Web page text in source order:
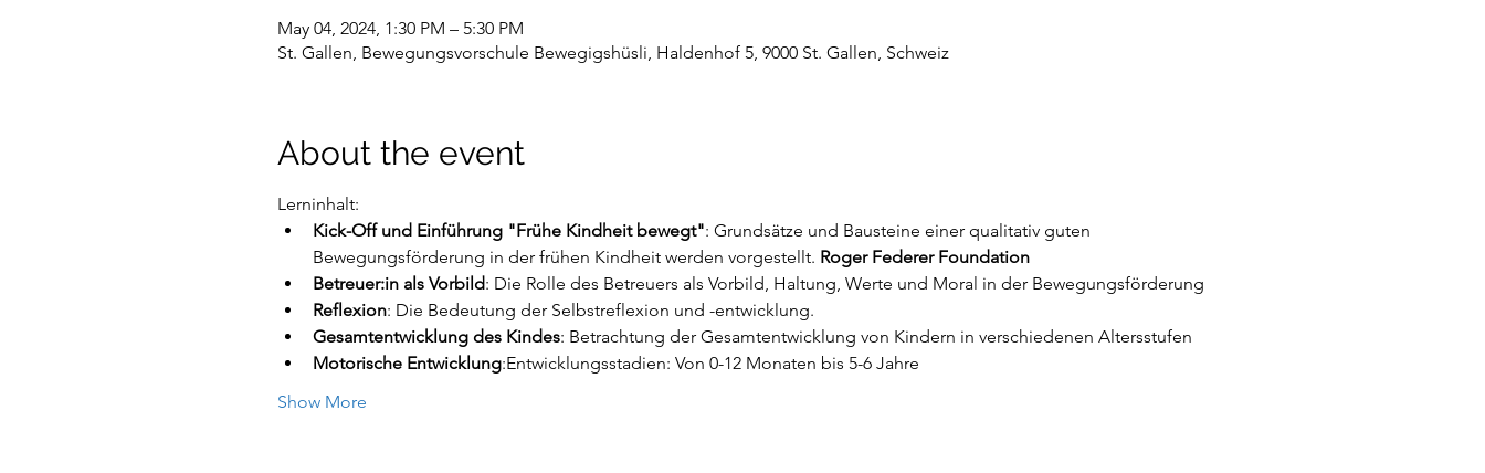
May 04, 2024, 1:30 PM – 5:30 PM
St. Gallen, Bewegungsvorschule Bewegigshüsli, Haldenhof 5, 9000 St. Gallen, Schweiz
About the event
Lerninhalt:
Kick-Off und Einführung "Frühe Kindheit bewegt": Grundsätze und Bausteine einer qualitativ guten
Bewegungsförderung in der frühen Kindheit werden vorgestellt. Roger Federer Foundation
Betreuer:in als Vorbild: Die Rolle des Betreuers als Vorbild, Haltung, Werte und Moral in der Bewegungsförderung
Reflexion: Die Bedeutung der Selbstreflexion und -entwicklung.
Gesamtentwicklung des Kindes: Betrachtung der Gesamtentwicklung von Kindern in verschiedenen Altersstufen
Motorische Entwicklung:Entwicklungsstadien: Von 0-12 Monaten bis 5-6 Jahre
Show More